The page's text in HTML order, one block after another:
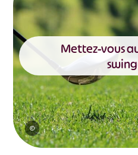
©
Mettez-vous